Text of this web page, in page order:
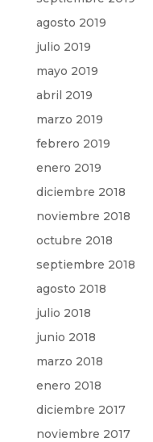
agosto 2019
julio 2019
mayo 2019
abril 2019
marzo 2019
febrero 2019
enero 2019
diciembre 2018
noviembre 2018
octubre 2018
septiembre 2018
agosto 2018
julio 2018
junio 2018
marzo 2018
enero 2018
diciembre 2017
noviembre 2017